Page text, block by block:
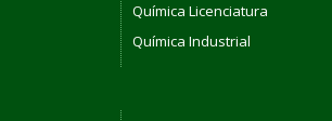
Química Licenciatura
Química Industrial